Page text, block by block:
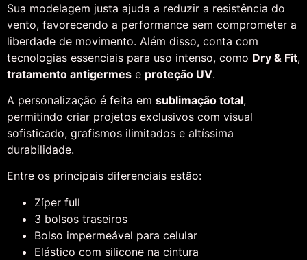
Sua modelagem justa ajuda a reduzir a resistência do
vento, favorecendo a performance sem comprometer a
liberdade de movimento. Além disso, conta com
tecnologias essenciais para uso intenso, como Dry & Fit,
tratamento antigermes e proteção UV.
A personalização é feita em sublimação total,
permitindo criar projetos exclusivos com visual
sofisticado, grafismos ilimitados e altíssima
durabilidade.
Entre os principais diferenciais estão:
Zíper full
3 bolsos traseiros
Bolso impermeável para celular
Elástico com silicone na cintura